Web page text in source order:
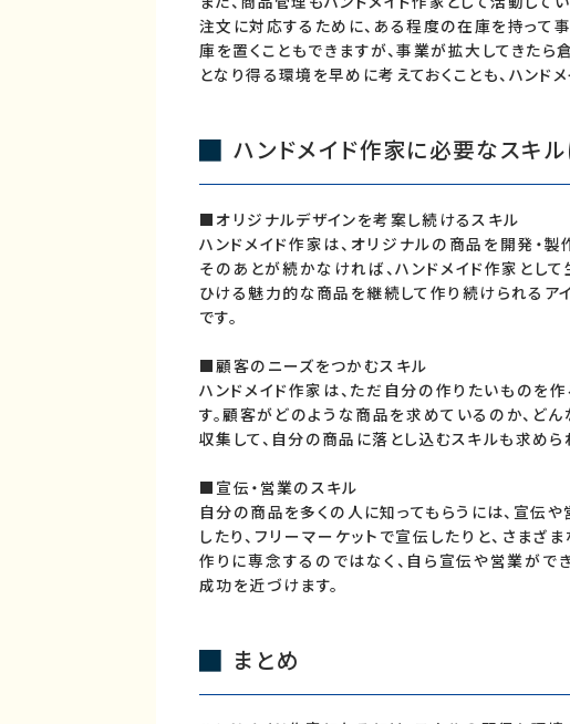
注文に対応するために、ある程度の在庫を持って
庫を置くこともできますが、事業が拡大してきた
となり得る環境を早めに考えておくことも、ハンド
ハンドメイド作家に必要なスキル
■オリジナルデザインを考案し続けるスキル
ハンドメイド作家は、オリジナルの商品を開発・
そのあとが続かなければ、ハンドメイド作家とし
ひける魅力的な商品を継続して作り続けられるア
です。
■顧客のニーズをつかむスキル
ハンドメイド作家は、ただ自分の作りたいものを
す。顧客がどのような商品を求めているのか、ど
収集して、自分の商品に落とし込むスキルも求めら
■宣伝・営業のスキル
自分の商品を多くの人に知ってもらうには、宣伝
したり、フリーマーケットで宣伝したりと、さまざ
作りに専念するのではなく、自ら宣伝や営業がで
成功を近づけます。
まとめ